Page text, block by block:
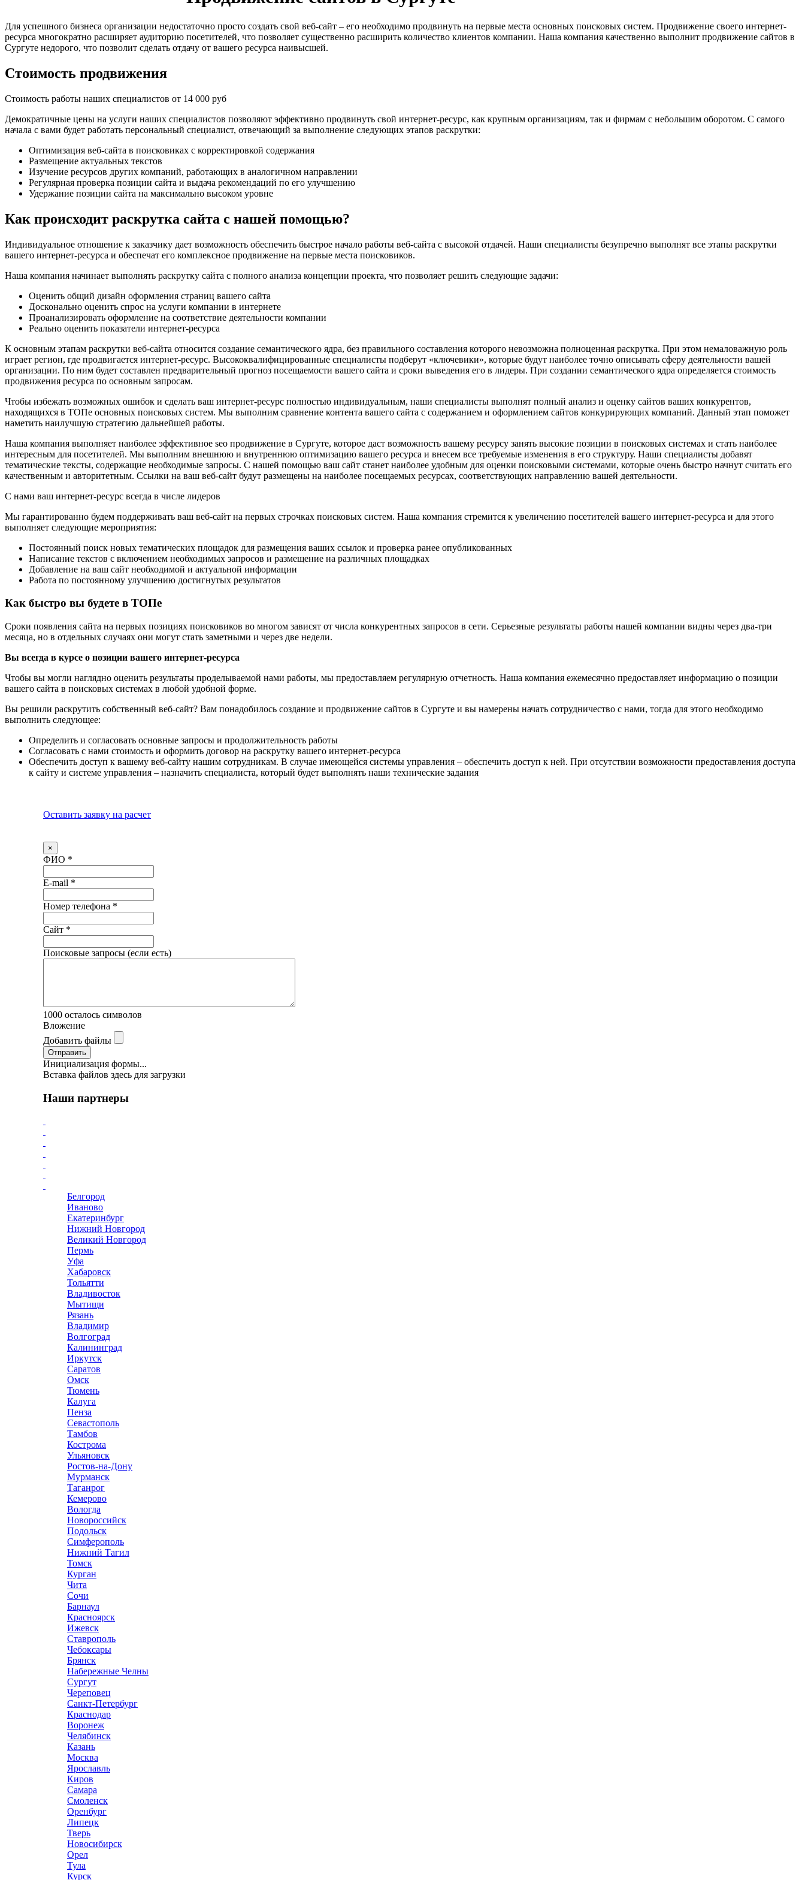
Для успешного бизнеса организации недостаточно просто создать свой веб-сайт – его необходимо продвинуть на первые места основных поисковых систем. Продвижение своего интернет-
ресурса многократно расширяет аудиторию посетителей, что позволяет существенно расширить количество клиентов компании. Наша компания качественно выполнит продвижение сайтов в
Сургуте недорого, что позволит сделать отдачу от вашего ресурса наивысшей.
Стоимость продвижения
Стоимость работы наших специалистов от 14 000 руб
Демократичные цены на услуги наших специалистов позволяют эффективно продвинуть свой интернет-ресурс, как крупным организациям, так и фирмам с небольшим оборотом. С самого
начала с вами будет работать персональный специалист, отвечающий за выполнение следующих этапов раскрутки:
Оптимизация веб-сайта в поисковиках с корректировкой содержания
Размещение актуальных текстов
Изучение ресурсов других компаний, работающих в аналогичном направлении
Регулярная проверка позиции сайта и выдача рекомендаций по его улучшению
Удержание позиции сайта на максимально высоком уровне
Как происходит раскрутка сайта с нашей помощью?
Индивидуальное отношение к заказчику дает возможность обеспечить быстрое начало работы веб-сайта с высокой отдачей. Наши специалисты безупречно выполнят все этапы раскрутки
вашего интернет-ресурса и обеспечат его комплексное продвижение на первые места поисковиков.
Наша компания начинает выполнять раскрутку сайта с полного анализа концепции проекта, что позволяет решить следующие задачи:
Оценить общий дизайн оформления страниц вашего сайта
Досконально оценить спрос на услуги компании в интернете
Проанализировать оформление на соответствие деятельности компании
Реально оценить показатели интернет-ресурса
К основным этапам раскрутки веб-сайта относится создание семантического ядра, без правильного составления которого невозможна полноценная раскрутка. При этом немаловажную роль
играет регион, где продвигается интернет-ресурс. Высококвалифицированные специалисты подберут «ключевики», которые будут наиболее точно описывать сферу деятельности вашей
организации. По ним будет составлен предварительный прогноз посещаемости вашего сайта и сроки выведения его в лидеры. При создании семантического ядра определяется стоимость
продвижения ресурса по основным запросам.
Чтобы избежать возможных ошибок и сделать ваш интернет-ресурс полностью индивидуальным, наши специалисты выполнят полный анализ и оценку сайтов ваших конкурентов,
находящихся в ТОПе основных поисковых систем. Мы выполним сравнение контента вашего сайта с содержанием и оформлением сайтов конкурирующих компаний. Данный этап поможет
наметить наилучшую стратегию дальнейшей работы.
Наша компания выполняет наиболее эффективное seo продвижение в Сургуте, которое даст возможность вашему ресурсу занять высокие позиции в поисковых системах и стать наиболее
интересным для посетителей. Мы выполним внешнюю и внутреннюю оптимизацию вашего ресурса и внесем все требуемые изменения в его структуру. Наши специалисты добавят
тематические тексты, содержащие необходимые запросы. С нашей помощью ваш сайт станет наиболее удобным для оценки поисковыми системами, которые очень быстро начнут считать его
качественным и авторитетным. Ссылки на ваш веб-сайт будут размещены на наиболее посещаемых ресурсах, соответствующих направлению вашей деятельности.
С нами ваш интернет-ресурс всегда в числе лидеров
Мы гарантированно будем поддерживать ваш веб-сайт на первых строчках поисковых систем. Наша компания стремится к увеличению посетителей вашего интернет-ресурса и для этого
выполняет следующие мероприятия:
Постоянный поиск новых тематических площадок для размещения ваших ссылок и проверка ранее опубликованных
Написание текстов с включением необходимых запросов и размещение на различных площадках
Добавление на ваш сайт необходимой и актуальной информации
Работа по постоянному улучшению достигнутых результатов
Как быстро вы будете в ТОПе
Сроки появления сайта на первых позициях поисковиков во многом зависят от числа конкурентных запросов в сети. Серьезные результаты работы нашей компании видны через два-три
месяца, но в отдельных случаях они могут стать заметными и через две недели.
Вы всегда в курсе о позиции вашего интернет-ресурса
Чтобы вы могли наглядно оценить результаты проделываемой нами работы, мы предоставляем регулярную отчетность. Наша компания ежемесячно предоставляет информацию о позиции
вашего сайта в поисковых системах в любой удобной форме.
Вы решили раскрутить собственный веб-сайт? Вам понадобилось создание и продвижение сайтов в Сургуте и вы намерены начать сотрудничество с нами, тогда для этого необходимо
выполнить следующее:
Определить и согласовать основные запросы и продолжительность работы
Согласовать с нами стоимость и оформить договор на раскрутку вашего интернет-ресурса
Обеспечить доступ к вашему веб-сайту нашим сотрудникам. В случае имеющейся системы управления – обеспечить доступ к ней. При отсутствии возможности предоставления доступа
к сайту и системе управления – назначить специалиста, который будет выполнять наши технические задания
Оставить заявку на расчет
×
ФИО *
E-mail *
Номер телефона *
Сайт *
Поисковые запросы (если есть)
1000 осталось символов
Вложение
Добавить файлы
Отправить
Инициализация формы...
Вставка файлов здесь для загрузки
Наши партнеры
Белгород
Иваново
Екатеринбург
Нижний Новгород
Великий Новгород
Пермь
Уфа
Хабаровск
Тольятти
Владивосток
Мытищи
Рязань
Владимир
Волгоград
Калининград
Иркутск
Саратов
Омск
Тюмень
Калуга
Пенза
Севастополь
Тамбов
Кострома
Ульяновск
Ростов-на-Дону
Мурманск
Таганрог
Кемерово
Вологда
Новороссийск
Подольск
Симферополь
Нижний Тагил
Томск
Курган
Чита
Сочи
Барнаул
Красноярск
Ижевск
Ставрополь
Чебоксары
Брянск
Набережные Челны
Сургут
Череповец
Санкт-Петербург
Краснодар
Воронеж
Челябинск
Казань
Москва
Ярославль
Киров
Самара
Смоленск
Оренбург
Липецк
Тверь
Новосибирск
Орел
Тула
Курск